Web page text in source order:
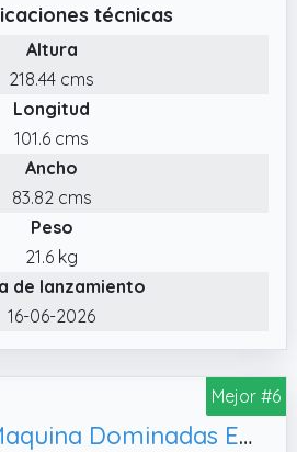
engrosado de 40 pulgadas
de alta
torre de entrenamiento con
independiente ofrece
para todos los
Los soportes triangulares
codos y la estructura de
familiar: Esta barra de
de altura sin necesidad de
fáciles de cambiar al
El montaje tarda
con piezas etiquetadas
técnicas
Altura
218.44 cms
Longitud
101.6 cms
Ancho
83.82 cms
Peso
21.6 kg
de lanzamiento
16-06-2026
Mejor #6
Dskeuzeew Maquina Dominadas Estación de Dominadas Power Tower Multifuncional as para Gimnasio en casa Estación de fondos Dip Station Max 205 kg (Pro1)